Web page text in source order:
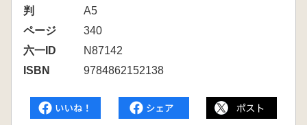
判
A5
ページ
340
六一ID
N87142
ISBN
9784862152138